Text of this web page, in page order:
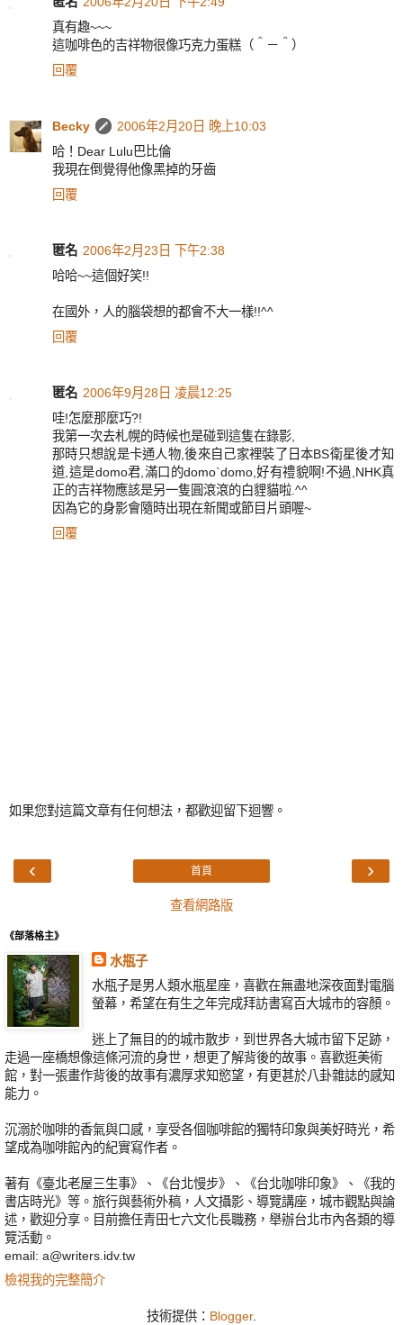
真有趣~~~
這咖啡色的吉祥物很像巧克力蛋糕（＾－＾）
回覆
Becky
2006年2月20日 晚上10:03
哈！Dear Lulu巴比倫
我現在倒覺得他像黑掉的牙齒
回覆
匿名 2006年2月23日 下午2:38
哈哈~~這個好笑!!
在國外，人的腦袋想的都會不大一樣!!^^
回覆
匿名 2006年9月28日 凌晨12:25
哇!怎麼那麼巧?!
我第一次去札幌的時候也是碰到這隻在錄影,
那時只想說是卡通人物,後來自己家裡裝了日本BS衛星後才知
道,這是domo君,滿口的domo`domo,好有禮貌啊!不過,NHK真
正的吉祥物應該是另一隻圓滾滾的白貍貓啦.^^
因為它的身影會隨時出現在新聞或節目片頭喔~
回覆
如果您對這篇文章有任何想法，都歡迎留下迴響。
‹ ›
首頁
查看網路版
《部落格主》
水瓶子
水瓶子是男人類水瓶星座，喜歡在無盡地深夜面對電腦
螢幕，希望在有生之年完成拜訪書寫百大城市的容顏。
迷上了無目的的城市散步，到世界各大城市留下足跡，
走過一座橋想像這條河流的身世，想更了解背後的故事。喜歡逛美術
館，對一張畫作背後的故事有濃厚求知慾望，有更甚於八卦雜誌的感知
能力。
沉溺於咖啡的香氣與口感，享受各個咖啡館的獨特印象與美好時光，希
望成為咖啡館內的紀實寫作者。
著有《臺北老屋三生事》、《台北慢步》、《台北咖啡印象》、《我的
書店時光》等。旅行與藝術外稿，人文攝影、導覽講座，城市觀點與論
述，歡迎分享。目前擔任青田七六文化長職務，舉辦台北市內各類的導
覽活動。
email: a@writers.idv.tw
檢視我的完整簡介
技術提供： Blogger.